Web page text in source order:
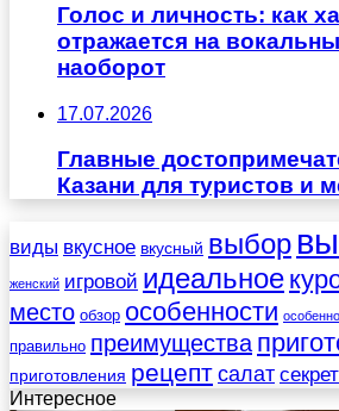
Голос и личность: как
отражается на
наоборот
17.07.2026
Главные
Казани для туристов и
виды вкусное вкусный выбор
женский игровой идеальное
место обзор особенности
правильно преимущества
приготовления рецепт салат
Интересное